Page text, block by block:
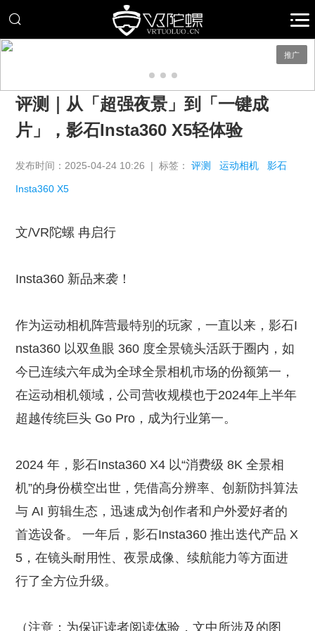
推广
评测｜从「超强夜景」到「一键成
片」，影石Insta360 X5轻体验
发布时间：2025-04-24 10:26 | 标签：评测 运动相机 影石
Insta360 X5
文/VR陀螺 冉启行
Insta360 新品来袭！
作为运动相机阵营最特别的玩家，一直以来，影石I
nsta360 以双鱼眼 360 度全景镜头活跃于圈内，如
今已连续六年成为全球全景相机市场的份额第一，
在运动相机领域，公司营收规模也于2024年上半年
超越传统巨头 Go Pro，成为行业第一。
2024 年，影石Insta360 X4 以“消费级 8K 全景相
机”的身份横空出世，凭借高分辨率、创新防抖算法
与 AI 剪辑生态，迅速成为创作者和户外爱好者的
首选设备。 一年后，影石Insta360 推出迭代产品 X
5，在镜头耐用性、夜景成像、续航能力等方面进
行了全方位升级。
（注意：为保证读者阅读体验，文中所涉及的图